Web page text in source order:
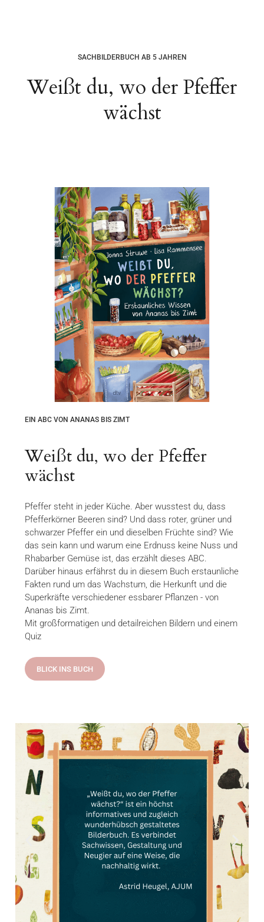
SACHBILDERBUCH AB 5 JAHREN
Weißt du, wo der Pfeffer
wächst
EIN ABC VON ANANAS BIS ZIMT
Weißt du, wo der Pfeffer
wächst
Pfeffer steht in jeder Küche. Aber wusstest du, dass
Pfefferkörner Beeren sind? Und dass roter, grüner und
schwarzer Pfeffer ein und dieselben Früchte sind? Wie
das sein kann und warum eine Erdnuss keine Nuss und
Rhabarber Gemüse ist, das erzählt dieses ABC.
Darüber hinaus erfährst du in diesem Buch erstaunliche
Fakten rund um das Wachstum, die Herkunft und die
Superkräfte verschiedener essbarer Pflanzen - von
Ananas bis Zimt.
Mit großformatigen und detailreichen Bildern und einem
Quiz
BLICK INS BUCH